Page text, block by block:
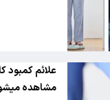
علائم کمبود
مشاهده